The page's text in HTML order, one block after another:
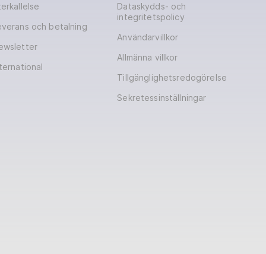
och betalning
Dataskydds- och
integritetspolicy
Användarvillkor
Allmänna villkor
Tillgänglighetsredogörelse
Sekretessinställningar